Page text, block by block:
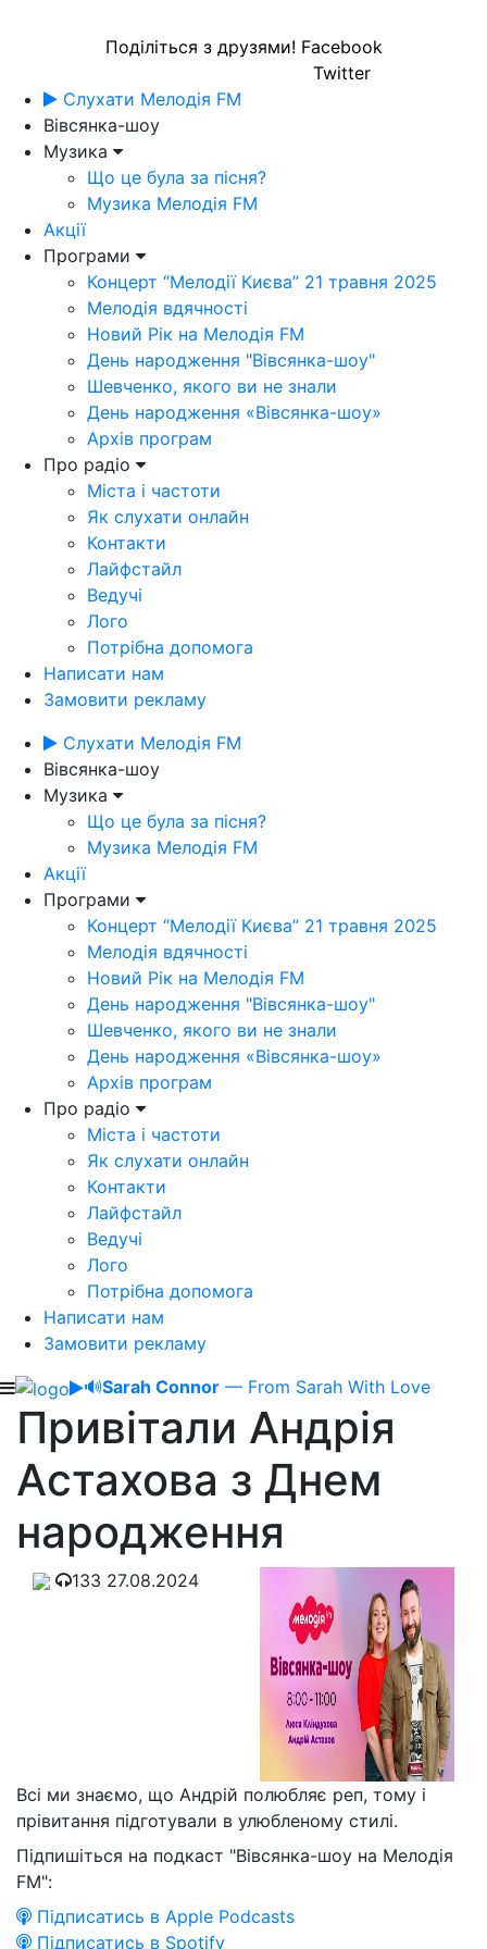
Поділіться з друзями! Facebook
Twitter
Слухати Мелодія FM
Вівсянка-шоу
Музика
Що це була за пісня?
Музика Мелодія FM
Акції
Програми
Концерт “Мелодії Києва” 21 травня 2025
Мелодія вдячності
Новий Рік на Мелодія FM
День народження "Вівсянка-шоу"
Шевченко, якого ви не знали
День народження «Вівсянка-шоу»
Архів програм
Про радіо
Міста і частоти
Як слухати онлайн
Контакти
Лайфстайл
Ведучі
Лого
Потрібна допомога
Написати нам
Замовити рекламу
Слухати Мелодія FM
Вівсянка-шоу
Музика
Що це була за пісня?
Музика Мелодія FM
Акції
Програми
Концерт “Мелодії Києва” 21 травня 2025
Мелодія вдячності
Новий Рік на Мелодія FM
День народження "Вівсянка-шоу"
Шевченко, якого ви не знали
День народження «Вівсянка-шоу»
Архів програм
Про радіо
Міста і частоти
Як слухати онлайн
Контакти
Лайфстайл
Ведучі
Лого
Потрібна допомога
Написати нам
Замовити рекламу
🔊Sarah Connor — From Sarah With Love
Привітали Андрія
Астахова з Днем
народження
133 27.08.2024
Всі ми знаємо, що Андрій полюбляє реп, тому і
прівитання підготували в улюбленому стилі.
Підпишіться на подкаст "Вівсянка-шоу на Мелодія
FM":
Підписатись в Apple Podcasts
Підписатись в Spotify